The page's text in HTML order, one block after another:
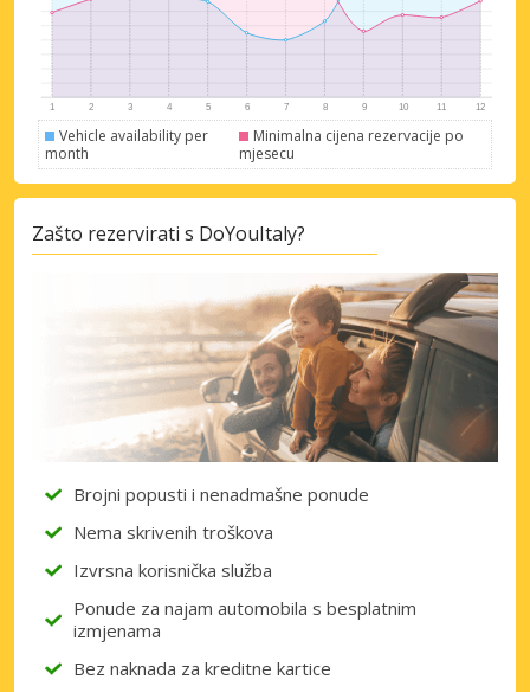
Vehicle availability per
month
Minimalna cijena rezervacije po
mjesecu
Zašto rezervirati s DoYouItaly?
Brojni popusti i nenadmašne ponude
Nema skrivenih troškova
Izvrsna korisnička služba
Ponude za najam automobila s besplatnim
izmjenama
Bez naknada za kreditne kartice